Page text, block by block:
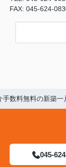
FAX: 045-624-
手数料無料の新築
045-